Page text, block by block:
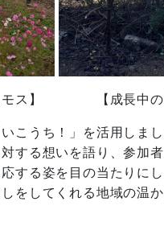
【成長中の桜
こうち！」を活用しま
する想いを語り、参加
する姿を目の当たりに
をしてくれる地域の温